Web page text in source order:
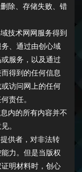
除、存储失败、错
技术网网服务得到
、通过由创心域
服务，以及通过
得到的任何信息
访问网上的任何
责任。
内的所有内容并不
。
供者，对非法转
力。但是当版权
明材料时，创心